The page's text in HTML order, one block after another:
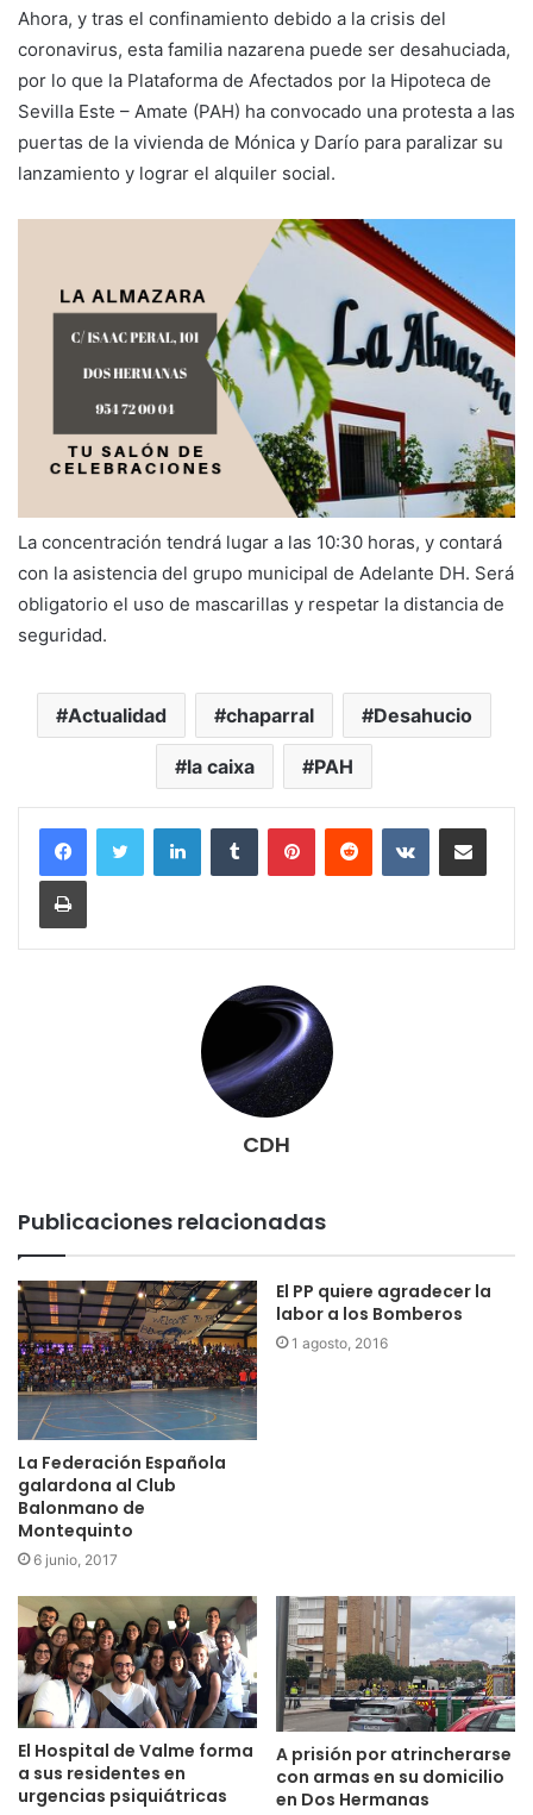
Ahora, y tras el confinamiento debido a la crisis del
coronavirus, esta familia nazarena puede ser desahuciada,
por lo que la Plataforma de Afectados por la Hipoteca de
Sevilla Este – Amate (PAH) ha convocado una protesta a las
puertas de la vivienda de Mónica y Darío para paralizar su
lanzamiento y lograr el alquiler social.
La concentración tendrá lugar a las 10:30 horas, y contará
con la asistencia del grupo municipal de Adelante DH. Será
obligatorio el uso de mascarillas y respetar la distancia de
seguridad.
Actualidad chaparral Desahucio
la caixa PAH
LinkedInTumblr PinterestReddit VKontakteCompartir por
Imprimir
CDH
Publicaciones relacionadas
La Federación Española
galardona al Club
Balonmano de
Montequinto
6 junio, 2017
El PP quiere agradecer la
labor a los Bomberos
1 agosto, 2016
El Hospital de Valme forma
a sus residentes en
urgencias psiquiátricas
A prisión por atrincherarse
con armas en su domicilio
en Dos Hermanas